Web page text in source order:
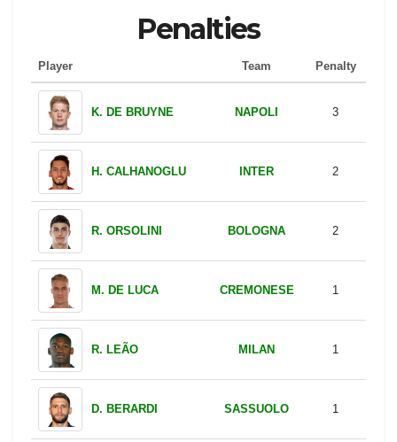
Penalties
Player Team Penalty
K. DE BRUYNE NAPOLI 3
H. CALHANOGLU INTER 2
R. ORSOLINI BOLOGNA 2
M. DE LUCA CREMONESE 1
R. LEÃO MILAN 1
D. BERARDI SASSUOLO 1